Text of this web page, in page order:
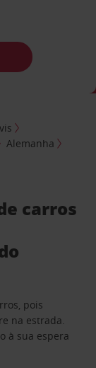
Alemanha
carros
pois
na estrada.
à sua espera